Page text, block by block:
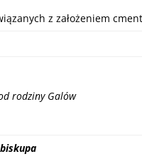
z założeniem
rodziny Galów